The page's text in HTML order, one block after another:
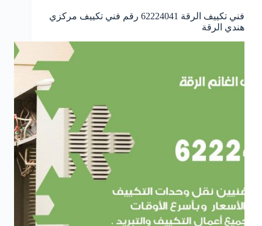
فني تكييف الرقة 62224041 رقم فني تكييف مركزي
هندي الرقة